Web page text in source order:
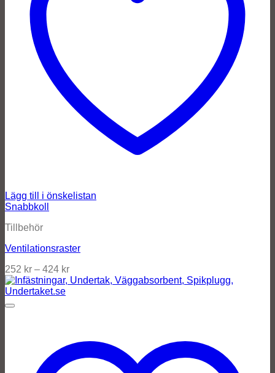
Lägg till i önskelistan
Snabbkoll
Tillbehör
Ventilationsraster
252 kr – 424 kr